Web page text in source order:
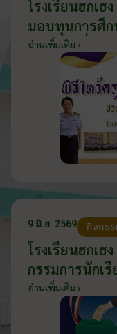
โรงเรียนฮกเ
มอบทุนการศึก
2569 วันที่ 11
อ่านเพิ่มเติม ›
9 มิ.ย. 2569 กิจกร
โรงเรียนฮกเฮ
กรรมการนักเ
2569 ส่งเสริม
วันที่ 9 มิถุนาย
อ่านเพิ่มเติม ›